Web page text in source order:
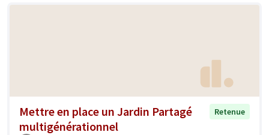
Mettre en place un Jardin Partagé
multigénérationnel
Retenue